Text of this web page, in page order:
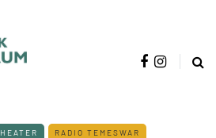
RADIO TEMESWAR